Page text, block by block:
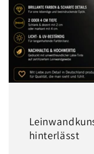
hinterlässt